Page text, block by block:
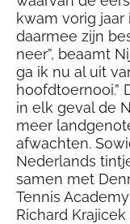
kwam vorig
daarmee zijn
neer”, beaamt
ga ik nu al uit
hoofdtoernooi.”
in elk geval de
meer
afwachten.
Nederlands
samen met
Tennis
Richard